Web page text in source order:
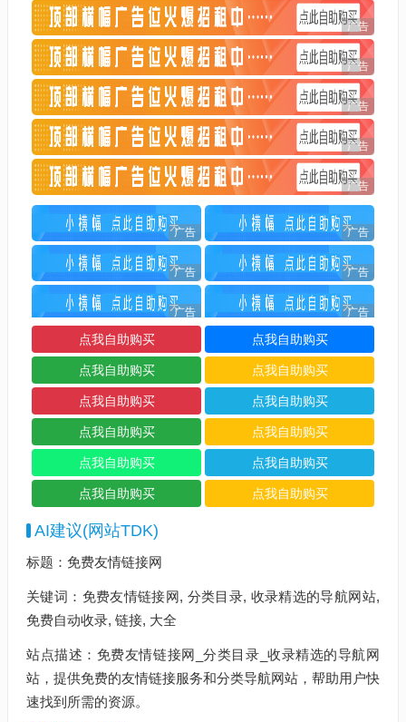
AI建议(网站TDK)
标题：免费友情链接网
关键词：免费友情链接网, 分类目录, 收录精选的导航网站,
免费自动收录, 链接, 大全
站点描述：免费友情链接网_分类目录_收录精选的导航网
站，提供免费的友情链接服务和分类导航网站，帮助用户快
速找到所需的资源。